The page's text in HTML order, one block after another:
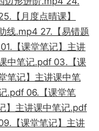
【月度点晴课】
线.mp4 27.【易错题
【课堂笔记】主讲
中笔记.pdf 03.【课
笔记】主讲课中笔
.pdf 06.【课堂笔
】主讲课中笔记.pdf
【课堂笔记】主讲